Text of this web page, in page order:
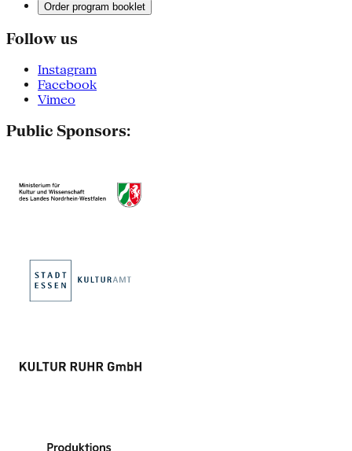
Order program booklet
Follow us
Instagram
Facebook
Vimeo
Public Sponsors: